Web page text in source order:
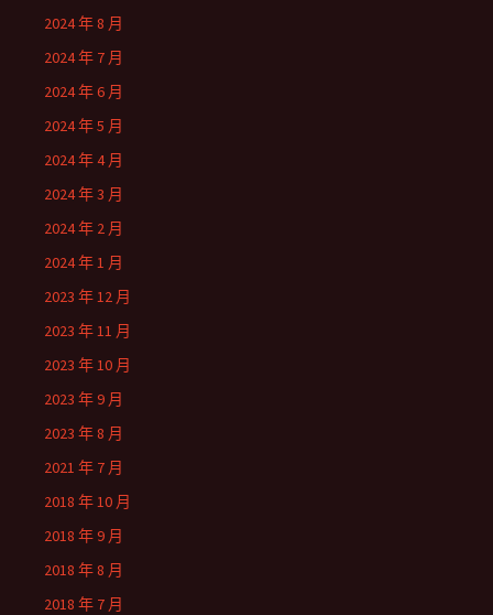
2024 年 8 月
2024 年 7 月
2024 年 6 月
2024 年 5 月
2024 年 4 月
2024 年 3 月
2024 年 2 月
2024 年 1 月
2023 年 12 月
2023 年 11 月
2023 年 10 月
2023 年 9 月
2023 年 8 月
2021 年 7 月
2018 年 10 月
2018 年 9 月
2018 年 8 月
2018 年 7 月